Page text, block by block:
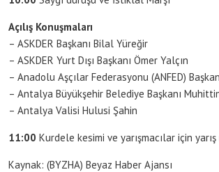
Açılış Konuşmaları
– ASKDER Başkanı Bilal Yüreğir
– ASKDER Yurt Dışı Başkanı Ömer Yalçın
– Anadolu Aşçılar Federasyonu (ANFED)
– Antalya Büyükşehir Belediye Başkanı
– Antalya Valisi Hulusi Şahin
11:00 Kurdele kesimi ve yarışmacılar için
Kaynak: (BYZHA) Beyaz Haber Ajansı